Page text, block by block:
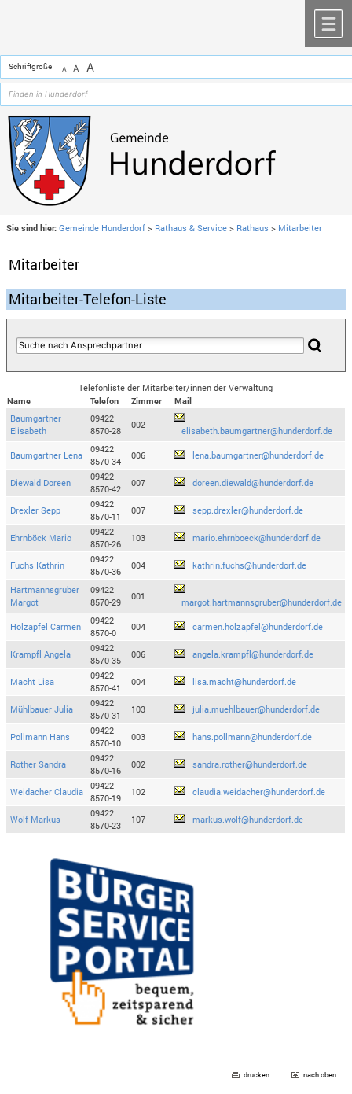
Schriftgröße A A A
Sie sind hier: Gemeinde Hunderdorf > Rathaus & Service > Rathaus > Mitarbeiter
Mitarbeiter
Mitarbeiter-Telefon-Liste
Telefonliste der Mitarbeiter/innen der Verwaltung
Name
Telefon Zimmer
Mail
Baumgartner
Elisabeth
09422
8570-28
002
elisabeth.baumgartner@hunderdorf.de
Baumgartner Lena
09422
8570-34
006 lena.baumgartner@hunderdorf.de
Diewald Doreen
09422
8570-42
007 doreen.diewald@hunderdorf.de
Drexler Sepp
09422
8570-11
007 sepp.drexler@hunderdorf.de
Ehrnböck Mario
09422
8570-26
103 mario.ehrnboeck@hunderdorf.de
Fuchs Kathrin
09422
8570-36
004 kathrin.fuchs@hunderdorf.de
Hartmannsgruber
Margot
09422
8570-29
001
margot.hartmannsgruber@hunderdorf.de
Holzapfel Carmen
09422
8570-0
004 carmen.holzapfel@hunderdorf.de
Krampfl Angela
09422
8570-35
006 angela.krampfl@hunderdorf.de
Macht Lisa
09422
8570-41
004 lisa.macht@hunderdorf.de
Mühlbauer Julia
09422
8570-31
103 julia.muehlbauer@hunderdorf.de
Pollmann Hans
09422
8570-10
003 hans.pollmann@hunderdorf.de
Rother Sandra
09422
8570-16
002 sandra.rother@hunderdorf.de
Weidacher Claudia
09422
8570-19
102 claudia.weidacher@hunderdorf.de
Wolf Markus
09422
8570-23
107 markus.wolf@hunderdorf.de
drucken nach oben